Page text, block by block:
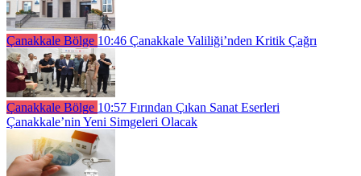
Çanakkale Bölge 10:46 Çanakkale Valiliği’nden Kritik Çağrı
Çanakkale Bölge 10:57 Fırından Çıkan Sanat Eserleri
Çanakkale’nin Yeni Simgeleri Olacak